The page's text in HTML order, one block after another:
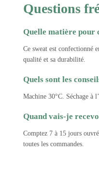
Questions
Quelle matière pour
Ce sweat est confectionné
qualité et sa durabilité.
Quels sont les
Machine 30°C. Séchage à
Quand vais-je
Comptez 7 à 15 jours
toutes les commandes.